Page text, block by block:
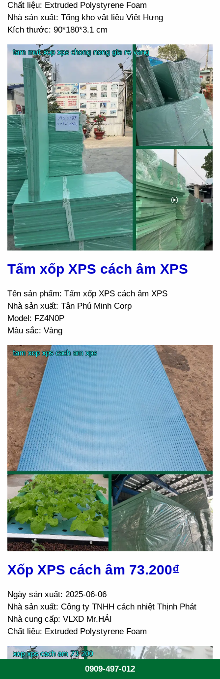
Chất liệu: Extruded Polystyrene Foam
Nhà sản xuất: Tổng kho vật liệu Việt Hưng
Kích thước: 90*180*3.1 cm
Tấm xốp XPS cách âm XPS
Tên sản phẩm: Tấm xốp XPS cách âm XPS
Nhà sản xuất: Tân Phú Minh Corp
Model: FZ4N0P
Màu sắc: Vàng
Xốp XPS cách âm 73.200₫
Ngày sản xuất: 2025-06-06
Nhà sản xuất: Công ty TNHH cách nhiệt Thịnh Phát
Nhà cung cấp: VLXD Mr.HẢI
Chất liệu: Extruded Polystyrene Foam
0909-497-012